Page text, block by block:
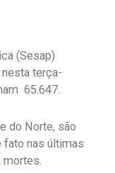
(Sesap)
terça-
65.647.
do Norte, são
fato nas últimas
mortes.